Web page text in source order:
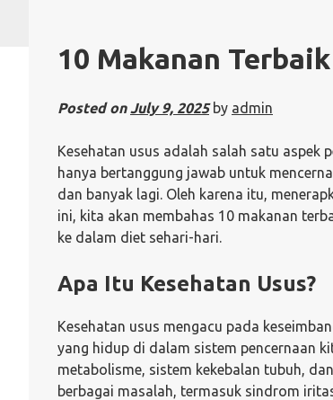
10 Makanan
Posted onJuly 9, 2025by admin
Kesehatan usus adalah salah satu aspek
hanya bertanggung jawab untuk
dan banyak lagi. Oleh karena itu,
ini, kita akan membahas 10 makanan
ke dalam diet sehari-hari.
Apa Itu Kesehatan Usus?
Kesehatan usus mengacu pada
yang hidup di dalam sistem pencernaan
metabolisme, sistem kekebalan tubuh,
berbagai masalah, termasuk sindrom